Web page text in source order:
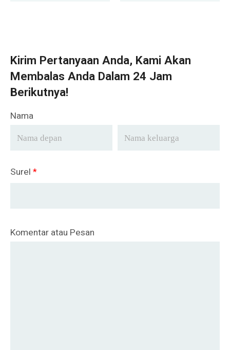
Kirim Pertanyaan Anda, Kami Akan
Membalas Anda Dalam 24 Jam
Berikutnya!
Nama
Surel *
Komentar atau Pesan